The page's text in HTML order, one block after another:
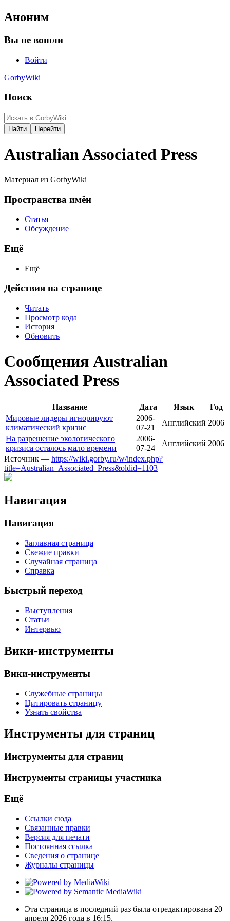
Аноним
Вы не вошли
Войти
GorbyWiki
Поиск
Australian Associated Press
Материал из GorbyWiki
Пространства имён
Статья
Обсуждение
Ещё
Ещё
Действия на странице
Читать
Просмотр кода
История
Обновить
Сообщения Australian
Associated Press
Название Дата Язык
Год
Мировые лидеры игнорируют
климатический кризис
2006-
07-21
Английский 2006
На разрешение экологического
кризиса осталось мало времени
2006-
07-24
Английский 2006
Источник — https://wiki.gorby.ru/w/index.php?
title=Australian_Associated_Press&oldid=1103
Навигация
Навигация
Заглавная страница
Свежие правки
Случайная страница
Справка
Быстрый переход
Выступления
Статьи
Интервью
Вики-инструменты
Вики-инструменты
Служебные страницы
Цитировать страницу
Узнать свойства
Инструменты для страниц
Инструменты для страниц
Инструменты страницы участника
Ещё
Ссылки сюда
Связанные правки
Версия для печати
Постоянная ссылка
Сведения о странице
Журналы страницы
Эта страница в последний раз была отредактирована 20
апреля 2026 года в 16:15.